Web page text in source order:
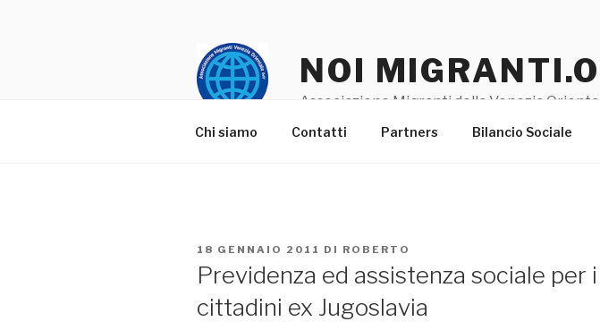
NOI
Associazione Migranti della Venezia
Chi siamo Contatti Partners Bilancio Sociale
PUBBLICATO
IL
18 GENNAIO 2011 DI ROBERTO
Previdenza ed assistenza sociale per i
cittadini ex Jugoslavia